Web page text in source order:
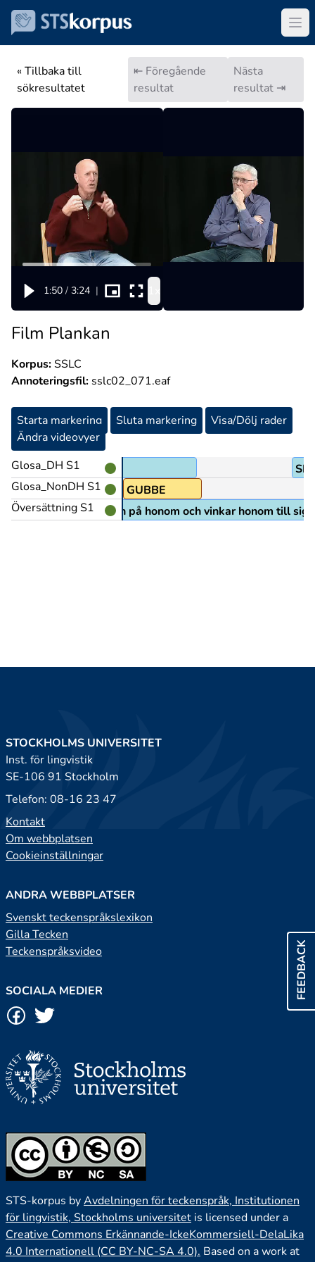
« Tillbaka till
sökresultatet
⇤ Föregående
resultat
Nästa
resultat ⇥
1:50 / 3:24 |
Film Plankan
Korpus:SSLC
Annoteringsfil: sslc02_071.eaf
Starta markering Sluta markering
Visa/Dölj rader
Ändra videovyer
Glosa_DH S1
Glosa_NonDH S1
Översättning S1
GLOSA:(EN)
GUBBE
gubben på puben syn på honom och vinkar honom till sig
FEEDBACK
STOCKHOLMS UNIVERSITET
Inst. för lingvistik
SE-106 91 Stockholm
Telefon: 08-16 23 47
Kontakt
Om webbplatsen
Cookieinställningar
ANDRA WEBBPLATSER
Svenskt teckenspråkslexikon
Gilla Tecken
Teckenspråksvideo
SOCIALA MEDIER
STS-korpus byAvdelningen för teckenspråk, Institutionen
för lingvistik, Stockholms universitet is licensed under a
Creative Commons Erkännande-IckeKommersiell-DelaLika
4.0 Internationell (CC BY-NC-SA 4.0). Based on a work at